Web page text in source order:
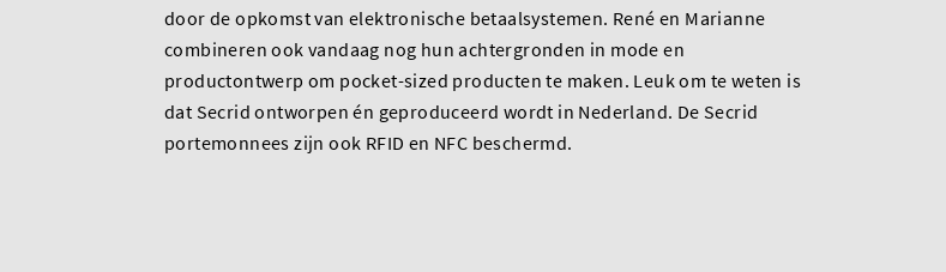
door de opkomst van elektronische betaalsystemen. René en Marianne
combineren ook vandaag nog hun achtergronden in mode en
productontwerp om pocket-sized producten te maken. Leuk om te weten is
dat Secrid ontworpen én geproduceerd wordt in Nederland. De Secrid
portemonnees zijn ook RFID en NFC beschermd.